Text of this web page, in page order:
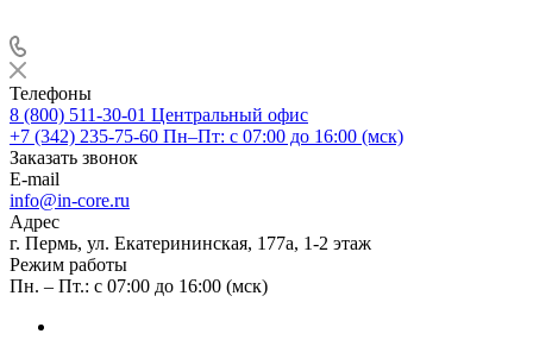
Телефоны
8 (800) 511-30-01 Центральный офис
+7 (342) 235-75-60 Пн–Пт: с 07:00 до 16:00 (мск)
Заказать звонок
E-mail
info@in-core.ru
Адрес
г. Пермь, ул. ​Екатерининская, 177а, ​1-2 этаж
Режим работы
Пн. – Пт.: с 07:00 до 16:00 (мск)